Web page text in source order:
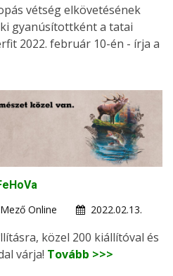
vétség elkövetésének
gyanúsítottként a tatai
2022. február 10-én - írja a
Online
2022.02.13.
közel 200 kiállítóval és
várja! Tovább >>>